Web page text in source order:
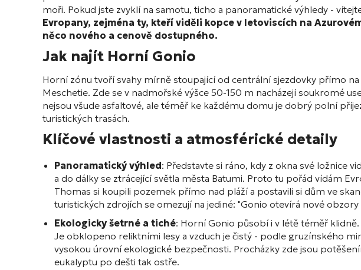
moři. Pokud jste zvyklí na samotu, ticho a panoramatické výhledy -
Evropany, zejména ty, kteří viděli kopce v letoviscích na
něco nového a cenově dostupného.
Jak najít Horní Gonio
Horní zónu tvoří svahy mírně stoupající od centrální sjezdovky přímo
Meschetie. Zde se v nadmořské výšce 50-150 m nacházejí soukromé
nejsou všude asfaltové, ale téměř ke každému domu je dobrý polní
turistických trasách.
Klíčové vlastnosti a atmosférické detaily
Panoramatický výhled: Představte si ráno, kdy z okna své ložnice
a do dálky se ztrácející světla města Batumi. Proto tu pořád vídám
Thomas si koupili pozemek přímo nad pláží a postavili si dům ve
turistických zdrojích se omezují na jediné: "Gonio otevírá nové
Ekologicky šetrné a tiché: Horní Gonio působí i v létě téměř
Je obklopeno reliktními lesy a vzduch je čistý - podle gruzínského
vysokou úrovní ekologické bezpečnosti. Procházky zde jsou
eukalyptu po dešti tak ostře.